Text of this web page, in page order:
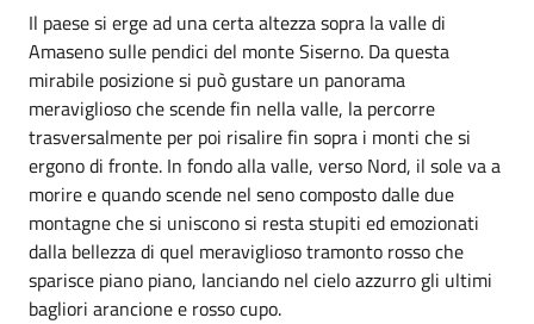
Il paese si erge ad una certa altezza sopra la valle di
Amaseno sulle pendici del monte Siserno. Da questa
mirabile posizione si può gustare un panorama
meraviglioso che scende fin nella valle, la percorre
trasversalmente per poi risalire fin sopra i monti che si
ergono di fronte. In fondo alla valle, verso Nord, il sole va a
morire e quando scende nel seno composto dalle due
montagne che si uniscono si resta stupiti ed emozionati
dalla bellezza di quel meraviglioso tramonto rosso che
sparisce piano piano, lanciando nel cielo azzurro gli ultimi
bagliori arancione e rosso cupo.